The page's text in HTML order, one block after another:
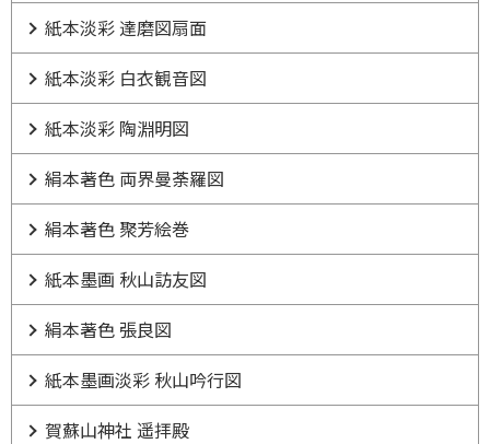
紙本淡彩 達磨図扇面
紙本淡彩 白衣観音図
紙本淡彩 陶淵明図
絹本著色 両界曼荼羅図
絹本著色 聚芳絵巻
紙本墨画 秋山訪友図
絹本著色 張良図
紙本墨画淡彩 秋山吟行図
賀蘇山神社 遥拝殿